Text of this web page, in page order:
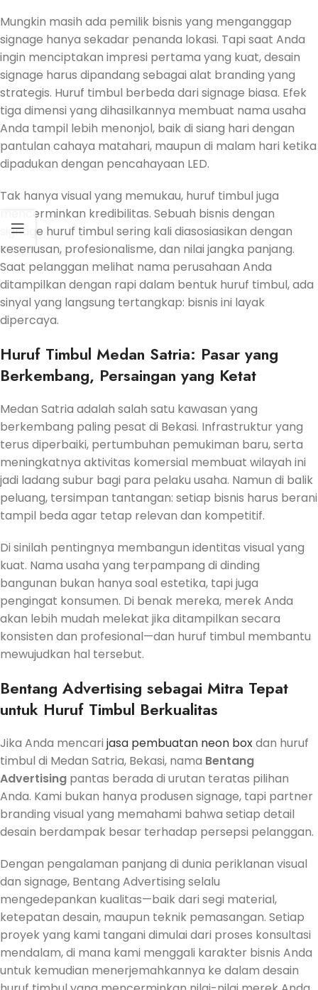
Mungkin masih ada pemilik bisnis yang menganggap
signage hanya sekadar penanda lokasi. Tapi saat Anda
ingin menciptakan impresi pertama yang kuat, desain
signage harus dipandang sebagai alat branding yang
strategis. Huruf timbul berbeda dari signage biasa. Efek
tiga dimensi yang dihasilkannya membuat nama usaha
Anda tampil lebih menonjol, baik di siang hari dengan
pantulan cahaya matahari, maupun di malam hari ketika
dipadukan dengan pencahayaan LED.
Tak hanya visual yang memukau, huruf timbul juga
mencerminkan kredibilitas. Sebuah bisnis dengan
signage huruf timbul sering kali diasosiasikan dengan
keseriusan, profesionalisme, dan nilai jangka panjang.
Saat pelanggan melihat nama perusahaan Anda
ditampilkan dengan rapi dalam bentuk huruf timbul, ada
sinyal yang langsung tertangkap: bisnis ini layak
dipercaya.
Huruf Timbul Medan Satria: Pasar yang
Berkembang, Persaingan yang Ketat
Medan Satria adalah salah satu kawasan yang
berkembang paling pesat di Bekasi. Infrastruktur yang
terus diperbaiki, pertumbuhan pemukiman baru, serta
meningkatnya aktivitas komersial membuat wilayah ini
jadi ladang subur bagi para pelaku usaha. Namun di balik
peluang, tersimpan tantangan: setiap bisnis harus berani
tampil beda agar tetap relevan dan kompetitif.
Di sinilah pentingnya membangun identitas visual yang
kuat. Nama usaha yang terpampang di dinding
bangunan bukan hanya soal estetika, tapi juga
pengingat konsumen. Di benak mereka, merek Anda
akan lebih mudah melekat jika ditampilkan secara
konsisten dan profesional—dan huruf timbul membantu
mewujudkan hal tersebut.
Bentang Advertising sebagai Mitra Tepat
untuk Huruf Timbul Berkualitas
Jika Anda mencari jasa pembuatan neon boxdan huruf
timbul di Medan Satria, Bekasi, nama Bentang
Advertising pantas berada di urutan teratas pilihan
Anda. Kami bukan hanya produsen signage, tapi partner
branding visual yang memahami bahwa setiap detail
desain berdampak besar terhadap persepsi pelanggan.
Dengan pengalaman panjang di dunia periklanan visual
dan signage, Bentang Advertising selalu
mengedepankan kualitas—baik dari segi material,
ketepatan desain, maupun teknik pemasangan. Setiap
proyek yang kami tangani dimulai dari proses konsultasi
mendalam, di mana kami menggali karakter bisnis Anda
untuk kemudian menerjemahkannya ke dalam desain